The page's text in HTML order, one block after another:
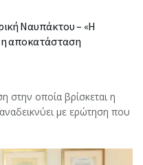
Ναυπάκτου – «Η
η αποκατάσταση
στην οποία βρίσκεται η
με ερώτηση που